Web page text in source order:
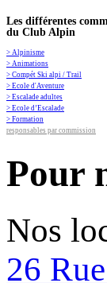
Les différentes
du Club Alpin
> Alpinisme
> Animations
> Compét Ski alpi / Trail
> Ecole d'Aventure
> Escalade adultes
> Ecole d’Escalade
> Formation
responsables par commission
Pour
Nos
26